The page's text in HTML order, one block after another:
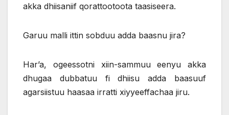
akka dhiisaniif qorattootoota taasiseera.
Garuu malli ittin sobduu adda baasnu jira?
Har’a, ogeessotni xiin-sammuu eenyu akka
dhugaa dubbatuu fi dhiisu adda baasuuf
agarsiistuu haasaa irratti xiyyeeffachaa jiru.